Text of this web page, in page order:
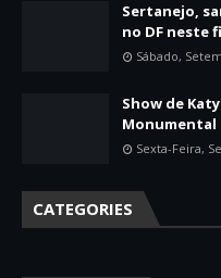
Sertanejo,
no DF neste
Sábado,
Show de
Monumental
Sexta-Feira,
CATEGORIES